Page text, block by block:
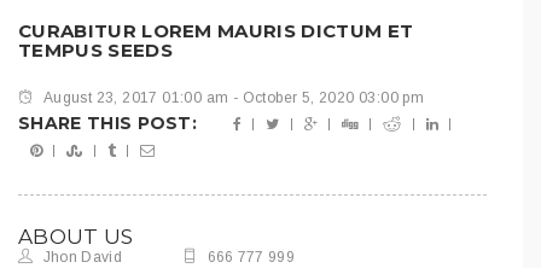
CURABITUR LOREM MAURIS DICTUM ET
TEMPUS SEEDS
August 23, 2017 01:00 am - October 5, 2020 03:00 pm
SHARE THIS POST:
ABOUT US
Jhon David
666 777 999